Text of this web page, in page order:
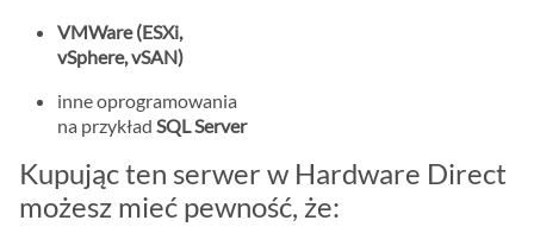
VMWare (ESXi,
vSphere, vSAN)
inne oprogramowania
na przykład SQL Server
Kupując ten serwer w Hardware Direct
możesz mieć pewność, że: